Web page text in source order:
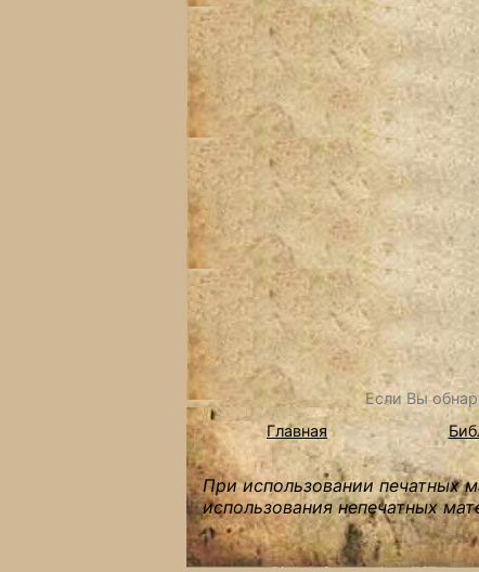
Если Вы
Главная
При использовании печатных
использования непечатных